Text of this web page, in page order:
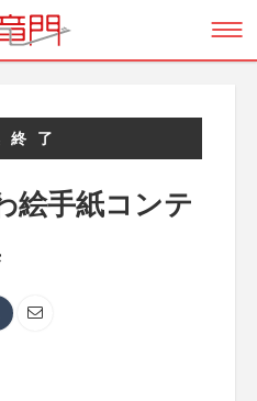
終了
絵手紙コンテ